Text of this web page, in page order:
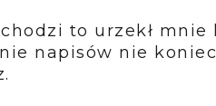
to urzekł
napisów nie